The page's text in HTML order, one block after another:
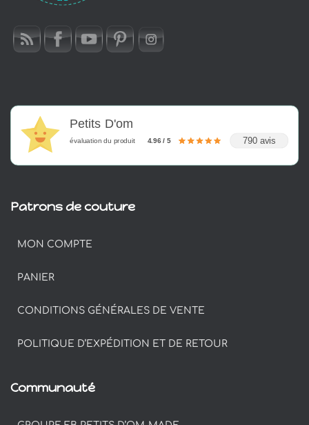
Petits D'om
évaluation du produit 4.96 / 5 790 avis
Patrons de couture
MON COMPTE
PANIER
CONDITIONS GÉNÉRALES DE VENTE
POLITIQUE D’EXPÉDITION ET DE RETOUR
Communauté